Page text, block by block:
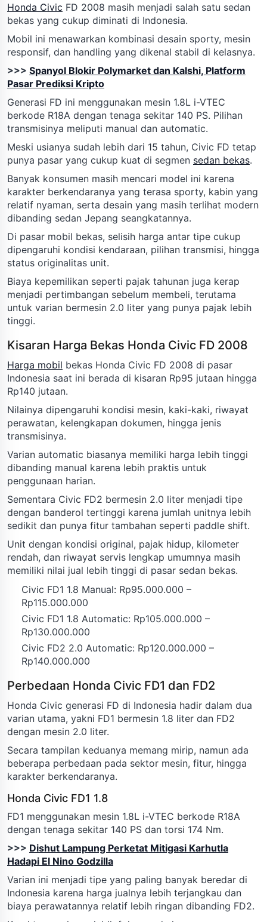
Honda Civic FD 2008 masih menjadi salah satu sedan
bekas yang cukup diminati di Indonesia.
Mobil ini menawarkan kombinasi desain sporty, mesin
responsif, dan handling yang dikenal stabil di kelasnya.
>>> Spanyol Blokir Polymarket dan Kalshi, Platform
Pasar Prediksi Kripto
Generasi FD ini menggunakan mesin 1.8L i-VTEC
berkode R18A dengan tenaga sekitar 140 PS. Pilihan
transmisinya meliputi manual dan automatic.
Meski usianya sudah lebih dari 15 tahun, Civic FD tetap
punya pasar yang cukup kuat di segmen sedan bekas.
Banyak konsumen masih mencari model ini karena
karakter berkendaranya yang terasa sporty, kabin yang
relatif nyaman, serta desain yang masih terlihat modern
dibanding sedan Jepang seangkatannya.
Di pasar mobil bekas, selisih harga antar tipe cukup
dipengaruhi kondisi kendaraan, pilihan transmisi, hingga
status originalitas unit.
Biaya kepemilikan seperti pajak tahunan juga kerap
menjadi pertimbangan sebelum membeli, terutama
untuk varian bermesin 2.0 liter yang punya pajak lebih
tinggi.
Kisaran Harga Bekas Honda Civic FD 2008
Harga mobil bekas Honda Civic FD 2008 di pasar
Indonesia saat ini berada di kisaran Rp95 jutaan hingga
Rp140 jutaan.
Nilainya dipengaruhi kondisi mesin, kaki-kaki, riwayat
perawatan, kelengkapan dokumen, hingga jenis
transmisinya.
Varian automatic biasanya memiliki harga lebih tinggi
dibanding manual karena lebih praktis untuk
penggunaan harian.
Sementara Civic FD2 bermesin 2.0 liter menjadi tipe
dengan banderol tertinggi karena jumlah unitnya lebih
sedikit dan punya fitur tambahan seperti paddle shift.
Unit dengan kondisi original, pajak hidup, kilometer
rendah, dan riwayat servis lengkap umumnya masih
memiliki nilai jual lebih tinggi di pasar sedan bekas.
Civic FD1 1.8 Manual: Rp95.000.000 –
Rp115.000.000
Civic FD1 1.8 Automatic: Rp105.000.000 –
Rp130.000.000
Civic FD2 2.0 Automatic: Rp120.000.000 –
Rp140.000.000
Perbedaan Honda Civic FD1 dan FD2
Honda Civic generasi FD di Indonesia hadir dalam dua
varian utama, yakni FD1 bermesin 1.8 liter dan FD2
dengan mesin 2.0 liter.
Secara tampilan keduanya memang mirip, namun ada
beberapa perbedaan pada sektor mesin, fitur, hingga
karakter berkendaranya.
Honda Civic FD1 1.8
FD1 menggunakan mesin 1.8L i-VTEC berkode R18A
dengan tenaga sekitar 140 PS dan torsi 174 Nm.
>>> Dishut Lampung Perketat Mitigasi Karhutla
Hadapi El Nino Godzilla
Varian ini menjadi tipe yang paling banyak beredar di
Indonesia karena harga jualnya lebih terjangkau dan
biaya perawatannya relatif lebih ringan dibanding FD2.